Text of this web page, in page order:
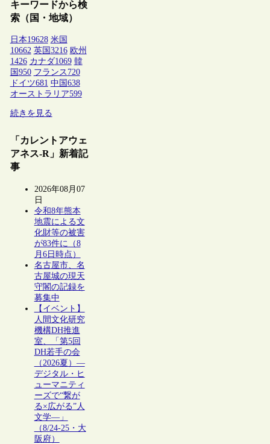
キーワードから検
索（国・地域）
日本19628 米国
10662 英国 3216 欧州
1426 カナダ1069 韓
国 950 フランス 720
ドイツ681 中国 638
オーストラリア599
続きを見る
「カレントアウェ
アネス-R」新着記
事
2026年08月07
日
令和8年熊本
地震による文
化財等の被害
が83件に（8
月6日時点）
名古屋市、名
古屋城の現天
守閣の記録を
募集中
【イベント】
人間文化研究
機構DH推進
室、「第5回
DH若手の会
（2026夏）―
デジタル・ヒ
ューマニティ
ーズで“繋が
る×広がる”人
文学―」
（8/24-25・大
阪府）